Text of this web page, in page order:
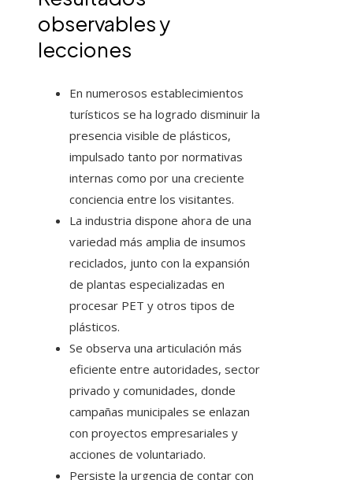
observables y
lecciones
En numerosos establecimientos
turísticos se ha logrado disminuir la
presencia visible de plásticos,
impulsado tanto por normativas
internas como por una creciente
conciencia entre los visitantes.
La industria dispone ahora de una
variedad más amplia de insumos
reciclados, junto con la expansión
de plantas especializadas en
procesar PET y otros tipos de
plásticos.
Se observa una articulación más
eficiente entre autoridades, sector
privado y comunidades, donde
campañas municipales se enlazan
con proyectos empresariales y
acciones de voluntariado.
Persiste la urgencia de contar con